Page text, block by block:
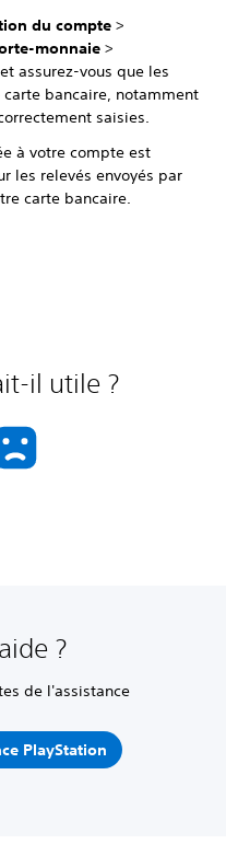
du compte >
monnaie >
et assurez-vous que les
bancaire, notamment
saisies.
à votre compte est
les relevés envoyés par
carte bancaire.
il utile ?
?
de l'assistance
PlayStation